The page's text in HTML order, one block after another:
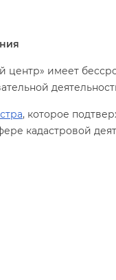
имеет
, которое
кадастровой